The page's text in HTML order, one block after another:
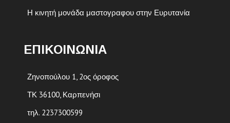
Η κινητή μονάδα μαστογραφου στην Ευρυτανία
ΕΠΙΚΟΙΝΩΝΙΑ
Ζηνοπούλου 1, 2ος όροφος
ΤΚ 36100, Καρπενήσι
τηλ. 2237300599